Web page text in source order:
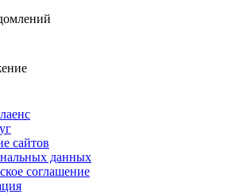
сайтов
данных
соглашение